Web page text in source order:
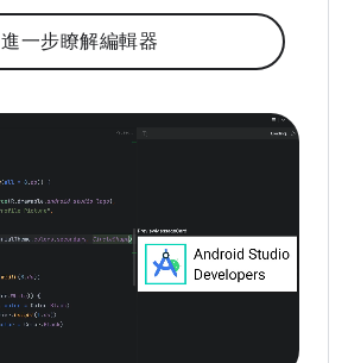
進一步瞭解編輯器